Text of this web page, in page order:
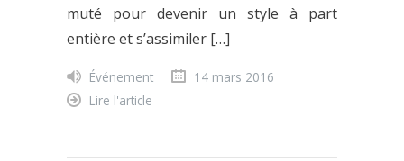
muté pour devenir un style à part
entière et s’assimiler […]
Événement
14 mars 2016
Lire l'article